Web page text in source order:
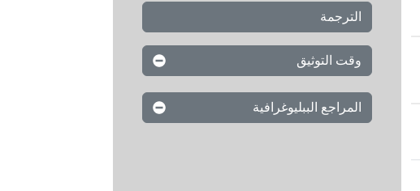
الترجمة
وقت التوثيق
المراجع الببليوغرافية